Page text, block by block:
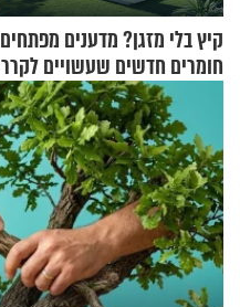
קיץ בלי מזגן? מדענים מפתחים
חומרים חדשים שעשויים לקרר